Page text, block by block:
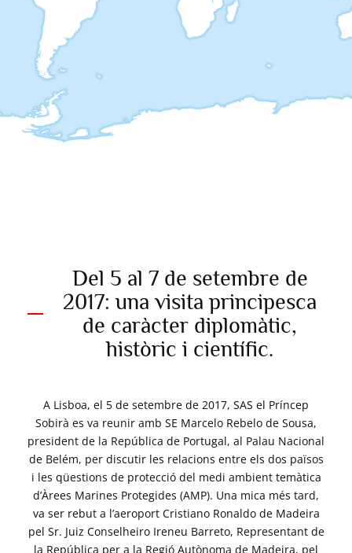
Del 5 al 7 de setembre de
2017: una visita principesca
de caràcter diplomàtic,
històric i científic.
A Lisboa, el 5 de setembre de 2017, SAS el Príncep
Sobirà es va reunir amb SE Marcelo Rebelo de Sousa,
president de la República de Portugal, al Palau Nacional
de Belém, per discutir les relacions entre els dos països
i les qüestions de protecció del medi ambient temàtica
d’Àrees Marines Protegides (AMP). Una mica més tard,
va ser rebut a l’aeroport Cristiano Ronaldo de Madeira
pel Sr. Juiz Conselheiro Ireneu Barreto, Representant de
la República per a la Regió Autònoma de Madeira, pel